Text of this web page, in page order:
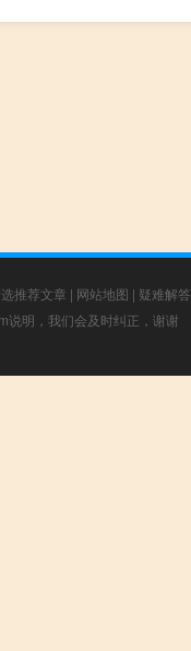
推荐文章 | 网站地图 | 疑难解答
说明，我们会及时纠正，谢谢